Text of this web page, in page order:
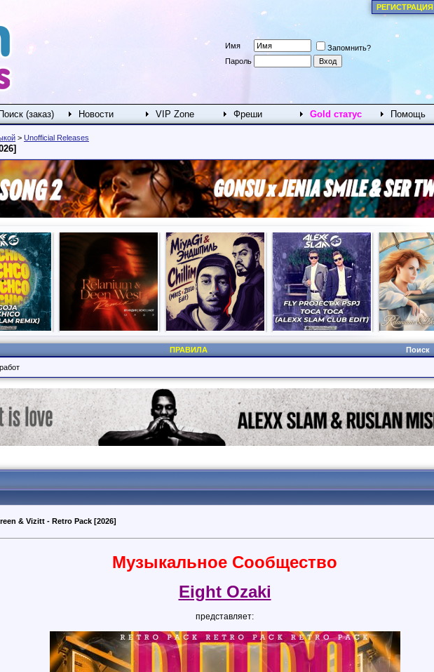
РЕГИСТРАЦИЯ
Имя
Запомнить?
Пароль
Поиск (заказ) Новости VIP Zone Фреши Gold статус Помощь
> Unofficial Releases
ПРАВИЛА Поиск
& Vizitt - Retro Pack [2026]
Музыкальное Сообщество
Eight Ozaki
представляет: